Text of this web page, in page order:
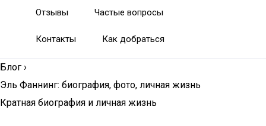
Отзывы Частые вопросы
Контакты Как добраться
Блог ›
Эль Фаннинг: биография, фото, личная жизнь
Кратная биография и личная жизнь